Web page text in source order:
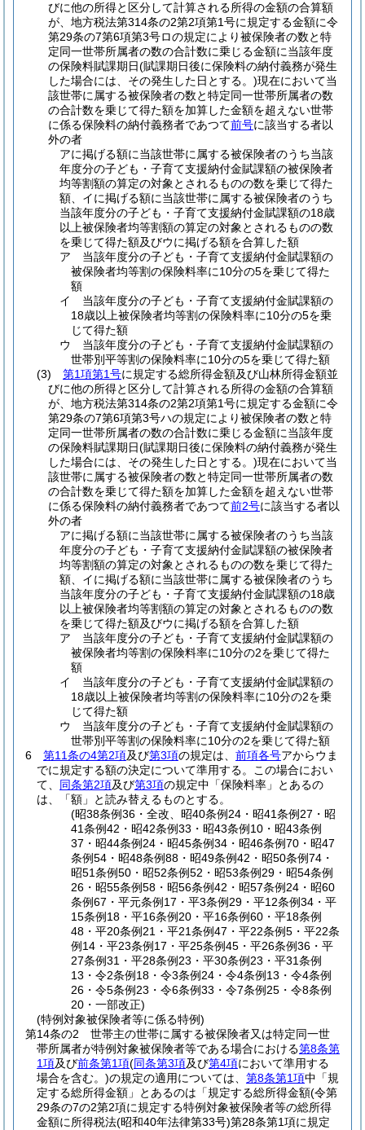
びに他の所得と区分して計算される所得の金額の合算額
が、地方税法第314条の2第2項第1号に規定する金額に令
第29条の7第6項第3号ロの規定により被保険者の数と特
定同一世帯所属者の数の合計数に乗じる金額に当該年度
の保険料賦課期日(賦課期日後に保険料の納付義務が発生
した場合には、その発生した日とする。)現在において当
該世帯に属する被保険者の数と特定同一世帯所属者の数
の合計数を乗じて得た額を加算した金額を超えない世帯
に係る保険料の納付義務者であつて前号に該当する者以
外の者
アに掲げる額に当該世帯に属する被保険者のうち当該
年度分の子ども・子育て支援納付金賦課額の被保険者
均等割額の算定の対象とされるものの数を乗じて得た
額、イに掲げる額に当該世帯に属する被保険者のうち
当該年度分の子ども・子育て支援納付金賦課額の18歳
以上被保険者均等割額の算定の対象とされるものの数
を乗じて得た額及びウに掲げる額を合算した額
ア 当該年度分の子ども・子育て支援納付金賦課額の
被保険者均等割の保険料率に10分の5を乗じて得た
額
イ 当該年度分の子ども・子育て支援納付金賦課額の
18歳以上被保険者均等割の保険料率に10分の5を乗
じて得た額
ウ 当該年度分の子ども・子育て支援納付金賦課額の
世帯別平等割の保険料率に10分の5を乗じて得た額
(3)
第1項第1号に規定する総所得金額及び山林所得金額並
びに他の所得と区分して計算される所得の金額の合算額
が、地方税法第314条の2第2項第1号に規定する金額に令
第29条の7第6項第3号ハの規定により被保険者の数と特
定同一世帯所属者の数の合計数に乗じる金額に当該年度
の保険料賦課期日(賦課期日後に保険料の納付義務が発生
した場合には、その発生した日とする。)現在において当
該世帯に属する被保険者の数と特定同一世帯所属者の数
の合計数を乗じて得た額を加算した金額を超えない世帯
に係る保険料の納付義務者であつて前2号に該当する者以
外の者
アに掲げる額に当該世帯に属する被保険者のうち当該
年度分の子ども・子育て支援納付金賦課額の被保険者
均等割額の算定の対象とされるものの数を乗じて得た
額、イに掲げる額に当該世帯に属する被保険者のうち
当該年度分の子ども・子育て支援納付金賦課額の18歳
以上被保険者均等割額の算定の対象とされるものの数
を乗じて得た額及びウに掲げる額を合算した額
ア 当該年度分の子ども・子育て支援納付金賦課額の
被保険者均等割の保険料率に10分の2を乗じて得た
額
イ 当該年度分の子ども・子育て支援納付金賦課額の
18歳以上被保険者均等割の保険料率に10分の2を乗
じて得た額
ウ 当該年度分の子ども・子育て支援納付金賦課額の
世帯別平等割の保険料率に10分の2を乗じて得た額
6
第11条の4第2項及び第3項の規定は、 前項各号アからウま
でに規定する額の決定について準用する。
この場合におい
て、 同条第2項及び第3項の規定中「保険料率」とあるの
は、「額」と読み替えるものとする。
(昭38条例36・全改、昭40条例24・昭41条例27・昭
41条例42・昭42条例33・昭43条例10・昭43条例
37・昭44条例24・昭45条例34・昭46条例70・昭47
条例54・昭48条例88・昭49条例42・昭50条例74・
昭51条例50・昭52条例52・昭53条例29・昭54条例
26・昭55条例58・昭56条例42・昭57条例24・昭60
条例67・平元条例17・平3条例29・平12条例34・平
15条例18・平16条例20・平16条例60・平18条例
48・平20条例21・平21条例47・平22条例5・平22条
例14・平23条例17・平25条例45・平26条例36・平
27条例31・平28条例23・平30条例23・平31条例
13・令2条例18・令3条例24・令4条例13・令4条例
26・令5条例23・令6条例33・令7条例25・令8条例
20・一部改正)
(特例対象被保険者等に係る特例)
第14条の2
世帯主の世帯に属する被保険者又は特定同一世
帯所属者が特例対象被保険者等である場合における第8条第
1項及び前条第1項(同条第3項及び第4項において準用する
場合を含む。)の規定の適用については、 第8条第1項中「規
定する総所得金額」とあるのは「規定する総所得金額(令第
29条の7の2第2項に規定する特例対象被保険者等の総所得
金額に所得税法(昭和40年法律第33号)第28条第1項に規定